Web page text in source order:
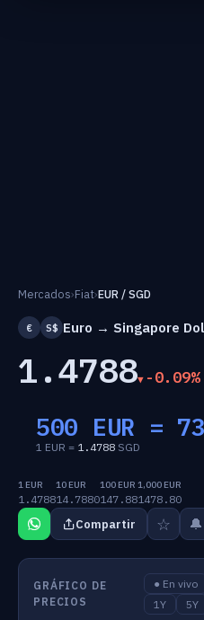
Mercados›Fiat›EUR / SGD
€ S$ Euro → Singapore
1.4788 -0.09%
500 EUR =
1 EUR = 1.4788 SGD
1 EUR
1.4788
10 EUR
14.7880
100 EUR
147.88
1,000 EUR
1478.80
Compartir ☆ 🔔
GRÁFICO DE
PRECIOS
● En vivo
1Y
5Y